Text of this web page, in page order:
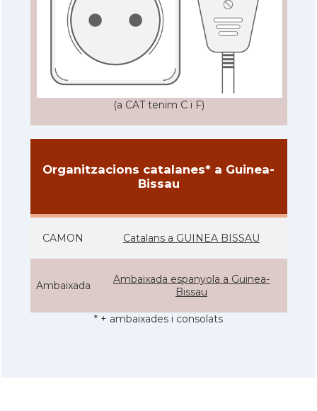
(a CAT tenim C i F)
Organitzacions catalanes* a Guinea-
Bissau
CAMON Catalans a GUINEA BISSAU
Ambaixada
Ambaixada espanyola a Guinea-
Bissau
* + ambaixades i consolats